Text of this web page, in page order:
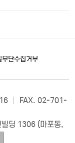
무단수집거부
FAX. 02-701-
딩 1306 (마포동,